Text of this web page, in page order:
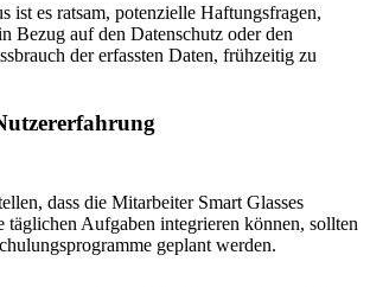
ist es ratsam, potenzielle Haftungsfragen,
Bezug auf den Datenschutz oder den
der erfassten Daten, frühzeitig zu
dass die Mitarbeiter Smart Glasses
täglichen Aufgaben integrieren können, sollten
geplant werden.